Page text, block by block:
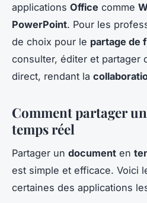
applications Office comme
PowerPoint. Pour les
de choix pour le partage de
consulter, éditer et partager
direct, rendant la
Comment partager
temps réel
Partager un document en
est simple et efficace. Voici
certaines des applications